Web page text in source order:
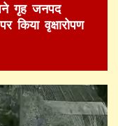
गृह जनपद
वृक्षारोपण